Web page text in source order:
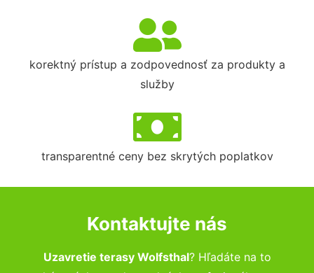
korektný prístup a zodpovednosť za produkty a
služby
transparentné ceny bez skrytých poplatkov
Kontaktujte nás
Uzavretie terasy Wolfsthal? Hľadáte na to